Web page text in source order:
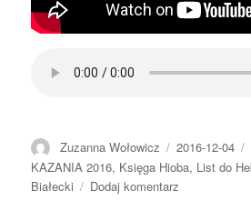
Autor
Zuzanna Wołowicz
Data
publikacji
2016-12-04
KAZANIA 2016, Księga Hioba, List do
Białecki
Dodaj komentarz